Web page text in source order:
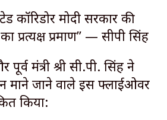
कॉरिडोर मोदी सरकार की
प्रत्यक्ष प्रमाण” — सीपी सिंह
मंत्री श्री सी.पी. सिंह ने
माने जाने वाले इस फ्लाईओवर
किया: